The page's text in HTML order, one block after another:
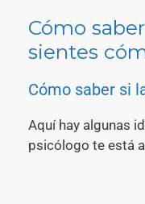
Cómo
sientes
Cómo saber si
Aquí hay algunas
psicólogo te está